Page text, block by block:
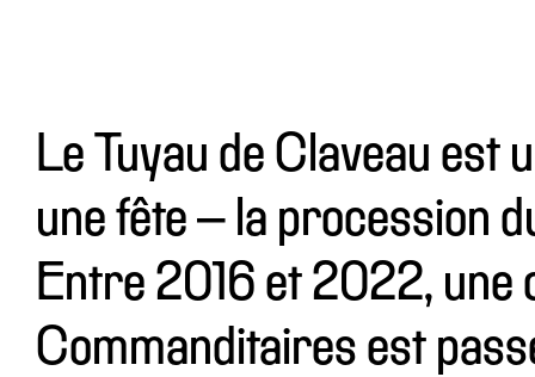
Le Tuyau de Claveau est
une fête – la procession
Entre 2016 et 2022, une
Commanditaires est